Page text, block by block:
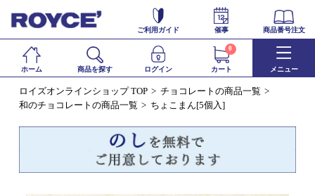
ご利用ガイド 催事 商品番号注文
ホーム 商品を探す ログイン カート
0
メニュー
ロイズオンラインショップ TOP
チョコレートの商品一覧
和のチョコレートの商品一覧
ちょこまん[5個入]